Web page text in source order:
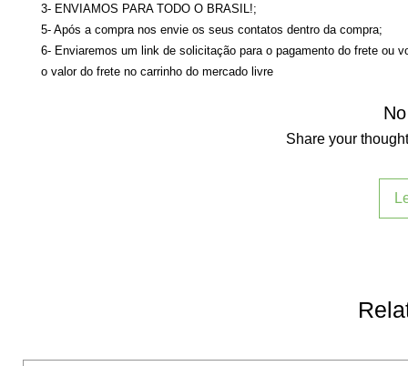
3- ENVIAMOS PARA TODO O BRASIL!;
5- Após a compra nos envie os seus contatos dentro da compra;
6- Enviaremos um link de solicitação para o pagamento do frete ou
o valor do frete no carrinho do mercado livre
Share your